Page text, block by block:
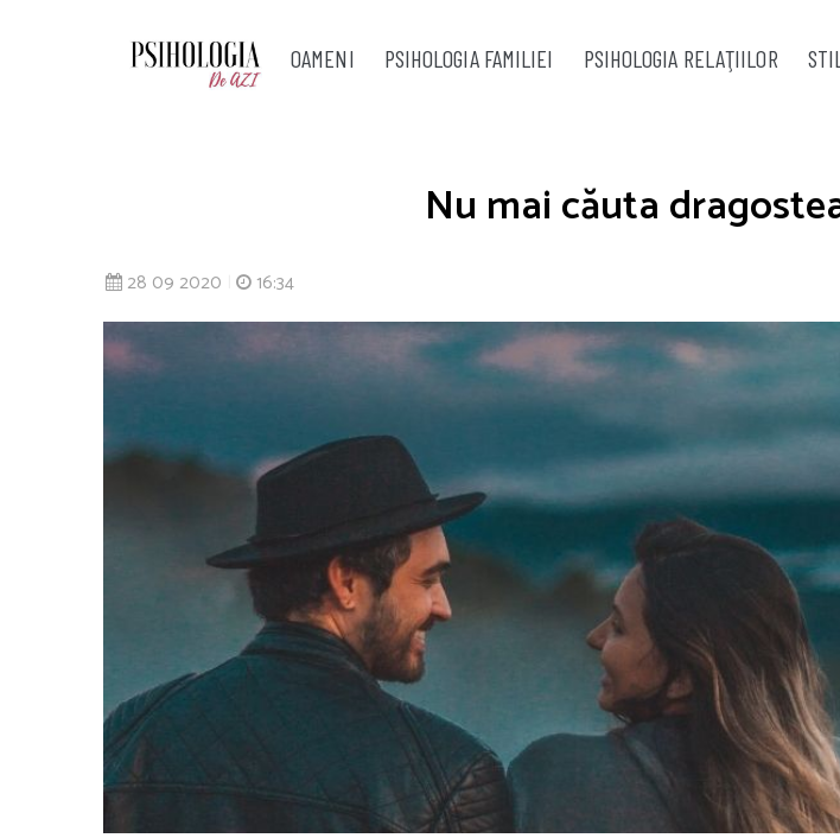
OAMENI PSIHOLOGIA FAMILIEI PSIHOLOGIA RELAŢIILOR
Nu mai căuta
28 09 2020 16:34